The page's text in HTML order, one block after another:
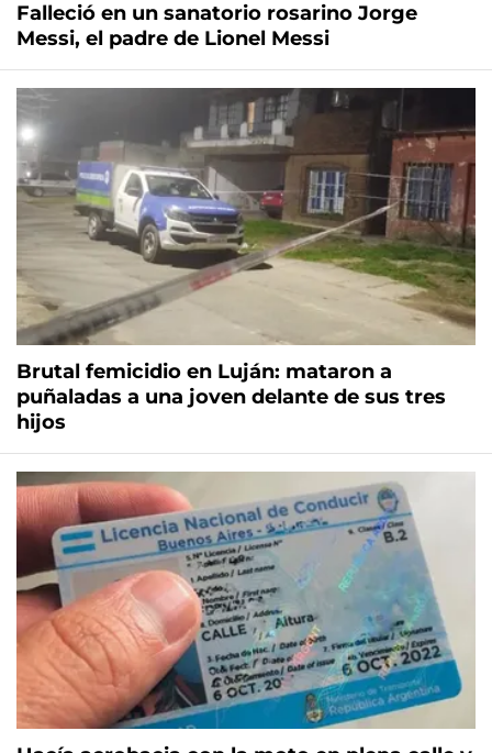
Falleció en un sanatorio rosarino Jorge
Messi, el padre de Lionel Messi
Brutal femicidio en Luján: mataron a
puñaladas a una joven delante de sus tres
hijos